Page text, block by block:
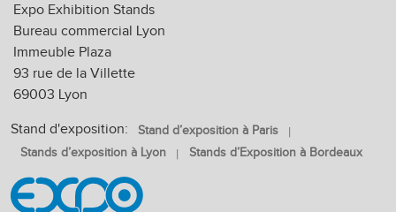
Expo Exhibition Stands
Bureau commercial Lyon
Immeuble Plaza
93 rue de la Villette
69003 Lyon
Stand d'exposition:
Stand d’exposition à Paris
Stands d’exposition à Lyon
Stands d’Exposition à Bordeaux